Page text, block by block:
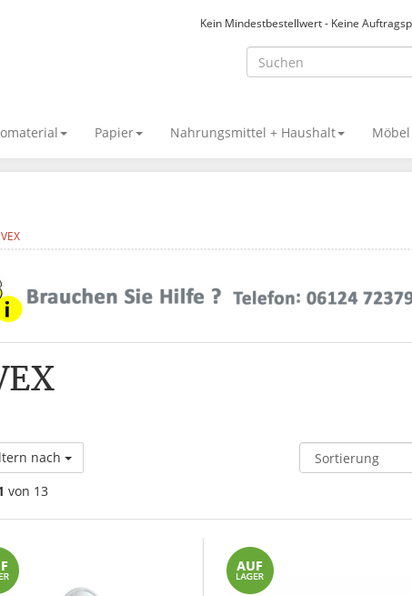
Kein Mindestbestellwert - Keine
Papier Nahrungsmittel + Haushalt
nach
von 13